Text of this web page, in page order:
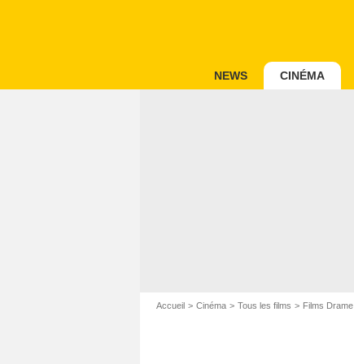
NEWS CINÉMA
Accueil Cinéma Tous les films Films Drame